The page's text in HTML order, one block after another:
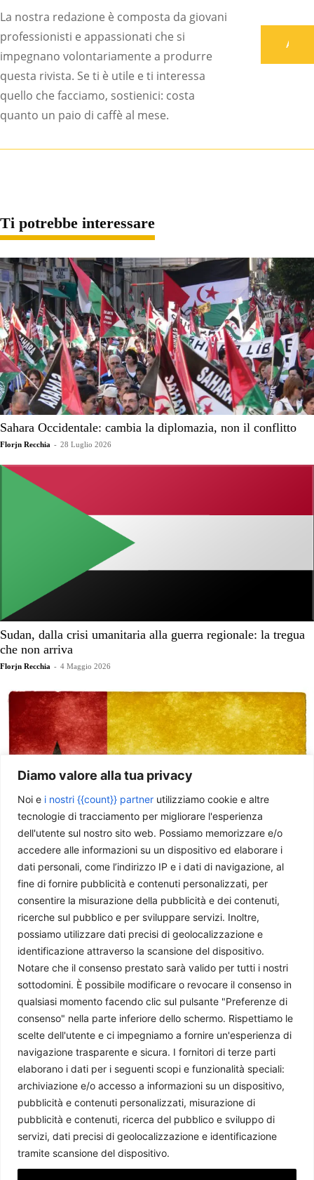
Diamo valore alla tua privacy
Noi e i nostri {{count}} partner utilizziamo cookie e altre
tecnologie di tracciamento per migliorare l'esperienza
dell'utente sul nostro sito web. Possiamo memorizzare e/o
accedere alle informazioni su un dispositivo ed elaborare i
dati personali, come l’indirizzo IP e i dati di navigazione, al
fine di fornire pubblicità e contenuti personalizzati, per
consentire la misurazione della pubblicità e dei contenuti,
ricerche sul pubblico e per sviluppare servizi. Inoltre,
possiamo utilizzare dati precisi di geolocalizzazione e
identificazione attraverso la scansione del dispositivo.
Notare che il consenso prestato sarà valido per tutti i nostri
sottodomini. È possibile modificare o revocare il consenso in
qualsiasi momento facendo clic sul pulsante "Preferenze di
consenso" nella parte inferiore dello schermo. Rispettiamo le
scelte dell'utente e ci impegniamo a fornire un'esperienza di
navigazione trasparente e sicura. I fornitori di terze parti
elaborano i dati per i seguenti scopi e funzionalità speciali:
archiviazione e/o accesso a informazioni su un dispositivo,
pubblicità e contenuti personalizzati, misurazione di
pubblicità e contenuti, ricerca del pubblico e sviluppo di
servizi, dati precisi di geolocalizzazione e identificazione
tramite scansione del dispositivo.
La nostra redazione è composta da giovani
professionisti e appassionati che si
impegnano volontariamente a produrre
questa rivista. Se ti è utile e ti interessa
quello che facciamo, sostienici: costa
quanto un paio di caffè al mese.
Ti potrebbe interessare
Sahara Occidentale: cambia la diplomazia, non il conflitto
Florjn Recchia - 28 Luglio 2026
Sudan, dalla crisi umanitaria alla guerra regionale: la tregua
che non arriva
Florjn Recchia - 4 Maggio 2026
Guinea-Bissau, un nuovo golpe nel Sahel
Beniamino Franceschini - 27 Novembre 2025
Burkina Faso, la strada verso la democrazia
Fabio D'Agostino 1 Ottobre 2025